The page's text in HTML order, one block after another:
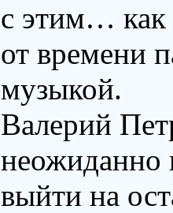
с этим… как
от времени
музыкой.
Валерий
неожиданно
выйти на